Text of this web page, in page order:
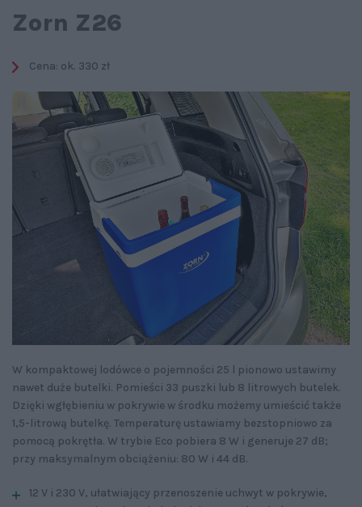
Zorn Z26
Cena: ok. 330 zł
W kompaktowej lodówce o pojemności 25 l pionowo ustawimy
nawet duże butelki. Pomieści 33 puszki lub 8 litrowych butelek.
Dzięki wgłębieniu w pokrywie w środku możemy umieścić także
1,5-litrową butelkę. Temperaturę ustawiamy bezstopniowo za
pomocą pokrętła. W trybie Eco pobiera 8 W i generuje 27 dB;
przy maksymalnym obciążeniu: 80 W i 44 dB.
12 V i 230 V, ułatwiający przenoszenie uchwyt w pokrywie,